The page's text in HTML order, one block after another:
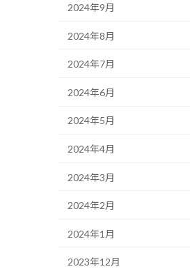
2024年9月
2024年8月
2024年7月
2024年6月
2024年5月
2024年4月
2024年3月
2024年2月
2024年1月
2023年12月